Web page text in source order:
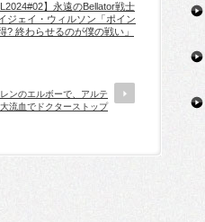
】永遠のBellator戦士
ジェイ・ウィルソン「ポイン
? 終わらせるのが僕の戦い」
ンのエルボーで、アルテ
流血でドクターストップ